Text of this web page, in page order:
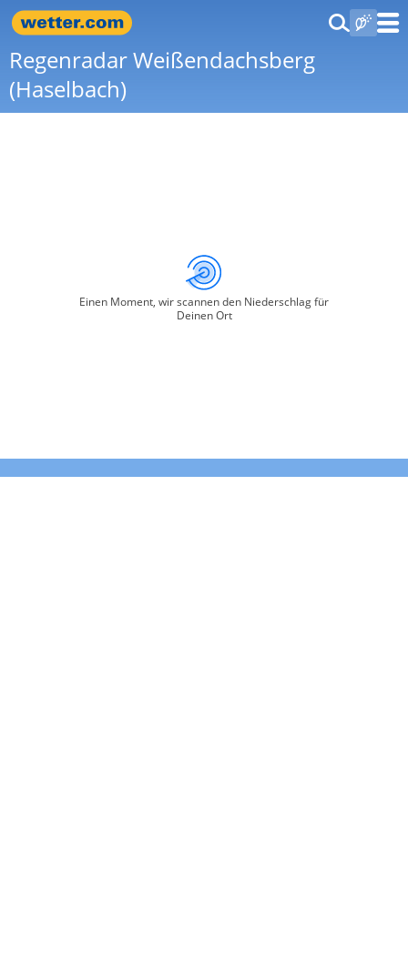
Regenradar Weißendachsberg
(Haselbach)
Einen Moment, wir scannen den Niederschlag für
Deinen Ort